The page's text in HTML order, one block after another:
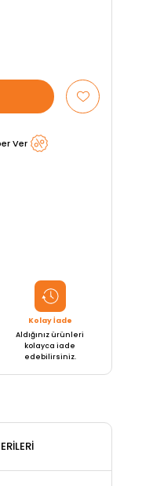
Ver
Kolay İade
Aldığınız ürünleri
kolayca iade
edebilirsiniz.